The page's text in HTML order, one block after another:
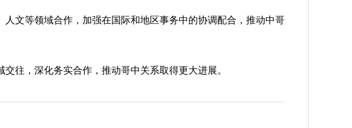
文等领域合作，加强在国际和地区事务中的协调配合，推动中哥
，深化务实合作，推动哥中关系取得更大进展。